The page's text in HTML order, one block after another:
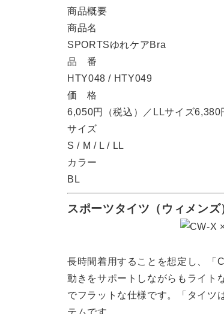
商品概要
商品名
SPORTSゆれケアBra
品 番
HTY048 / HTY049
価 格
6,050円（税込）／LLサイズ6,380
サイズ
S / M / L / LL
カラー
BL
スポーツタイツ（ウィメンズ
長時間着用することを想定し、「
動きをサポートしながらもライト
でフラットな仕様です。「タイツ
テムです。